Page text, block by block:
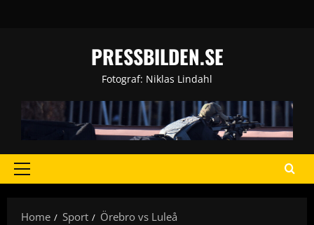
PRESSBILDEN.SE
Fotograf: Niklas Lindahl
Primary
Home
Sport Örebro vs Luleå